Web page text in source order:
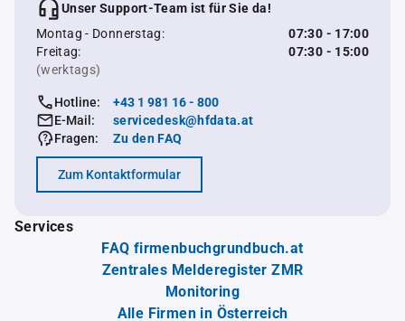
Unser Support-Team ist für Sie da!
Montag - Donnerstag:
07:30 - 17:00
Freitag:
07:30 - 15:00
(werktags)
Hotline:
+43 1 981 16 - 800
E-Mail:
servicedesk@hfdata.at
Fragen:
Zu den FAQ
Zum Kontaktformular
Services
FAQ firmenbuchgrundbuch.at
Zentrales Melderegister ZMR
Monitoring
Alle Firmen in Österreich